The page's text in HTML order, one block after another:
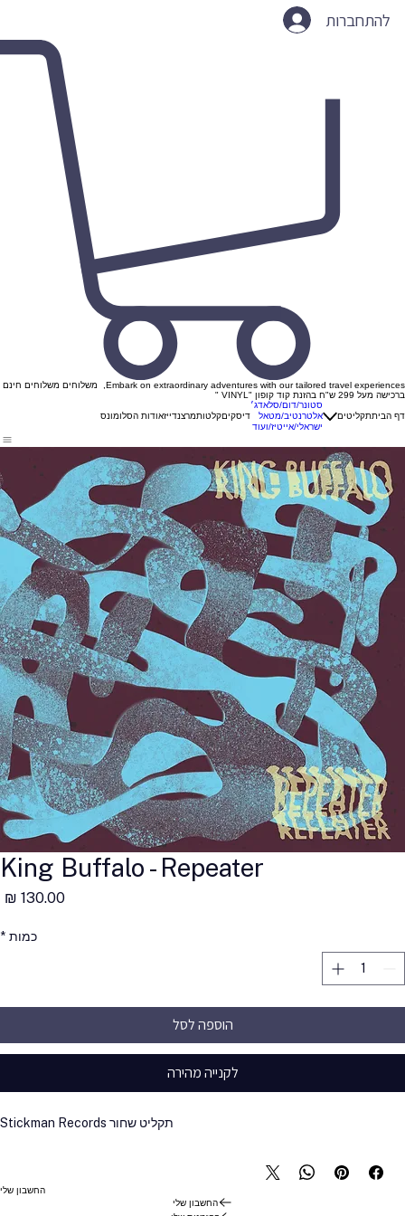
להתחברות
Embark on extraordinary adventures with our tailored travel experiences, משלוחים משלוחים חינם
ברכישה מעל 299 ש"ח בהזנת קוד קופון "VINYL "
דף הביתתקליטים
סטונר/דום/סלאדג׳
אלטרנטיב/מטאל
ישראלי/אייטיז/ועוד
דיסקיםקלטותמרצנדייזאודות הסלומונס
King Buffalo - Repeater
כמות *
הוספה לסל
לקנייה מהירה
Stickman Records תקליט שחור
החשבון שלי
החשבון שלי